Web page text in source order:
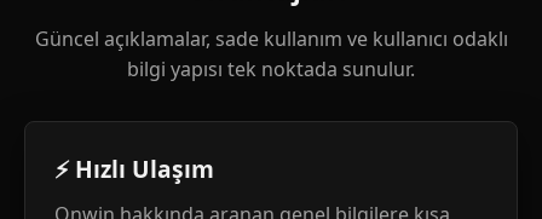
Güncel açıklamalar, sade kullanım ve kullanıcı odaklı
bilgi yapısı tek noktada sunulur.
⚡ Hızlı Ulaşım